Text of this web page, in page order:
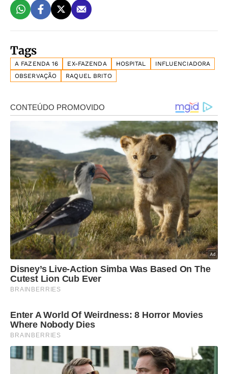
Tags
A FAZENDA 16 EX-FAZENDA HOSPITAL
INFLUENCIADORA
OBSERVAÇÃO
RAQUEL BRITO